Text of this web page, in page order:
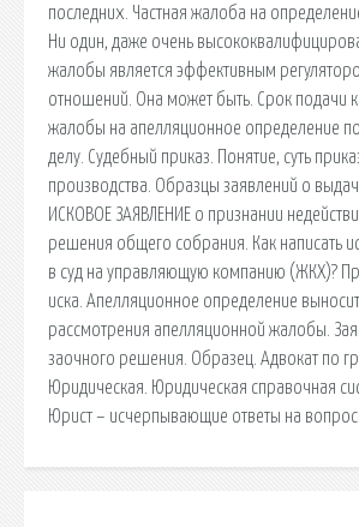
последних. Частная жалоба на
Ни один, даже очень
жалобы является эффективным
отношений. Она может быть. Срок подачи
жалобы на апелляционное определение
делу. Судебный приказ. Понятие, суть
производства. Образцы заявлений о
ИСКОВОЕ ЗАЯВЛЕНИЕ о признании
решения общего собрания. Как написать
в суд на управляющую компанию (ЖКХ)?
иска. Апелляционное определение
рассмотрения апелляционной жалобы.
заочного решения. Образец. Адвокат по
Юридическая. Юридическая справочная
Юрист – исчерпывающие ответы на